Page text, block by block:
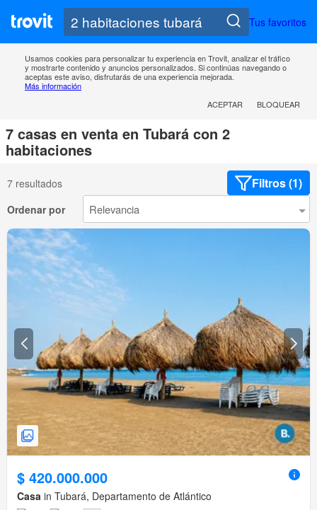
Tus favoritos
Usamos cookies para personalizar tu experiencia en Trovit, analizar el tráfico
y mostrarte contenido y anuncios personalizados. Si continúas navegando o
aceptas este aviso, disfrutarás de una experiencia mejorada.
Más información
ACEPTAR
BLOQUEAR
7 casas en venta en Tubará con 2
habitaciones
7 resultados Filtros (1)
Ordenar por
$ 420.000.000
Casa in Tubará, Departamento de Atlántico